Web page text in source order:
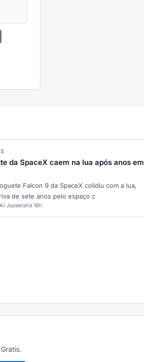
da SpaceX caem na lua após anos em
Falcon 9 da SpaceX colidiu com a lua,
de sete anos pelo espaço c
Al Jazeerahá 18h